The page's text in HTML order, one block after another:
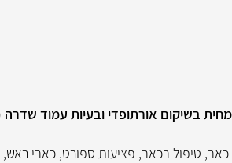
בשיקום אורתופדי ובעיות עמוד שדרה
כאב, טיפול בכאב, פציעות ספורט, כאבי ראש,